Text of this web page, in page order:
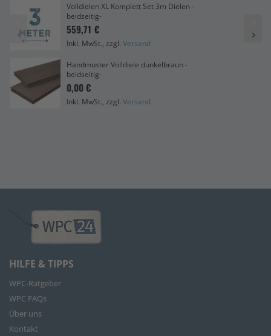
Volldielen XL Komplett Set 3m Dielen -
beidseitig-
559,71 €
Inkl. MwSt., zzgl. Versand
Handmuster Volldiele dunkelbraun -
beidseitig-
0,00 €
Inkl. MwSt., zzgl. Versand
HILFE & TIPPS
WPC-Ratgeber
WPC FAQs
Über uns
Kontakt